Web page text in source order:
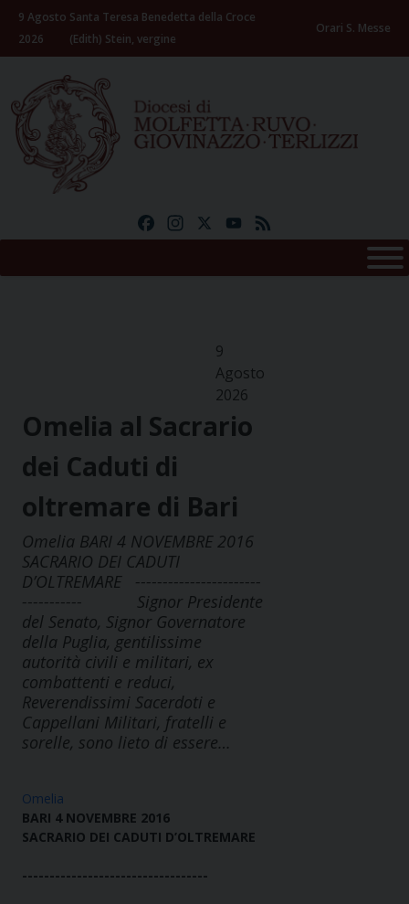
Skip
content
9 Agosto
2026
Santa Teresa Benedetta della Croce
(Edith) Stein, vergine
Orari S. Messe
FacebookInstagramYouTube
9
Agosto
2026
Omelia al Sacrario
dei Caduti di
oltremare di Bari
Omelia BARI 4 NOVEMBRE 2016
SACRARIO DEI CADUTI
D’OLTREMARE -----------------------
----------- Signor Presidente
del Senato, Signor Governatore
della Puglia, gentilissime
autorità civili e militari, ex
combattenti e reduci,
Reverendissimi Sacerdoti e
Cappellani Militari, fratelli e
sorelle, sono lieto di essere…
Omelia
BARI 4 NOVEMBRE 2016
SACRARIO DEI CADUTI D’OLTREMARE
----------------------------------